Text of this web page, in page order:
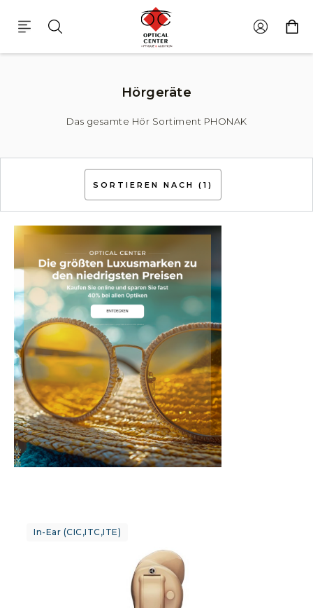
Hörgeräte
Das gesamte Hör Sortiment PHONAK
SORTIEREN NACH (1)
In-Ear (CIC,ITC,ITE)